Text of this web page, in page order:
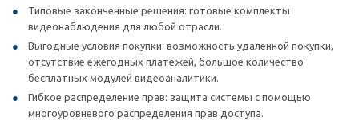
Типовые законченные решения: готовые комплекты
видеонаблюдения для любой отрасли.
Выгодные условия покупки: возможность удаленной покупки,
отсутствие ежегодных платежей, большое количество
бесплатных модулей видеоаналитики.
Гибкое распределение прав: защита системы с помощью
многоуровневого распределения прав доступа.